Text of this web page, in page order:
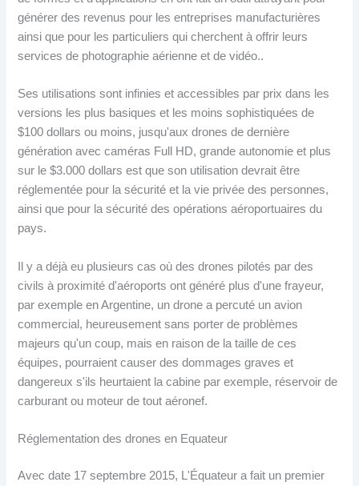
générer des revenus pour les entreprises manufacturières
ainsi que pour les particuliers qui cherchent à offrir leurs
services de photographie aérienne et de vidéo..
Ses utilisations sont infinies et accessibles par prix dans les
versions les plus basiques et les moins sophistiquées de
$100 dollars ou moins, jusqu'aux drones de dernière
génération avec caméras Full HD, grande autonomie et plus
sur le $3.000 dollars est que son utilisation devrait être
réglementée pour la sécurité et la vie privée des personnes,
ainsi que pour la sécurité des opérations aéroportuaires du
pays.
Il y a déjà eu plusieurs cas où des drones pilotés par des
civils à proximité d'aéroports ont généré plus d'une frayeur,
par exemple en Argentine, un drone a percuté un avion
commercial, heureusement sans porter de problèmes
majeurs qu'un coup, mais en raison de la taille de ces
équipes, pourraient causer des dommages graves et
dangereux s'ils heurtaient la cabine par exemple, réservoir de
carburant ou moteur de tout aéronef.
Réglementation des drones en Equateur
Avec date 17 septembre 2015, L'Équateur a fait un premier